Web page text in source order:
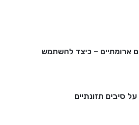
ארומתיים – כיצד להשתמש
סיבים תזונתיים